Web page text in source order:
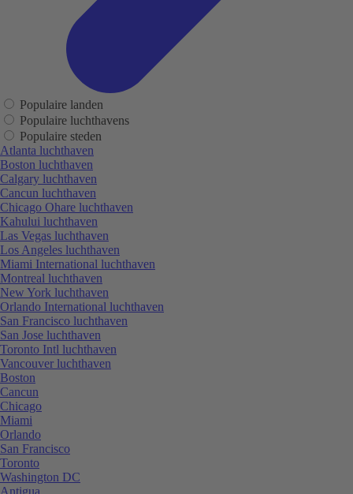
Populaire landen
Populaire luchthavens
Populaire steden
Atlanta luchthaven
Boston luchthaven
Calgary luchthaven
Cancun luchthaven
Chicago Ohare luchthaven
Kahului luchthaven
Las Vegas luchthaven
Los Angeles luchthaven
Miami International luchthaven
Montreal luchthaven
New York luchthaven
Orlando International luchthaven
San Francisco luchthaven
San Jose luchthaven
Toronto Intl luchthaven
Vancouver luchthaven
Boston
Cancun
Chicago
Miami
Orlando
San Francisco
Toronto
Washington DC
Antigua